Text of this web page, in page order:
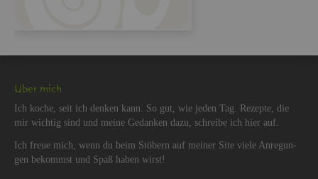
Über mich
Ich koche, seit ich den­ken kann. So gut, wie jeden Tag. Re­zep­te, die
mir wich­tig sind und meine Ge­dan­ken dazu, schrei­be ich hier auf.
Ich freue mich, wenn du beim Stö­bern auf mei­ner Site viele An­re­gun­
gen be­kommst und Spaß haben wirst!